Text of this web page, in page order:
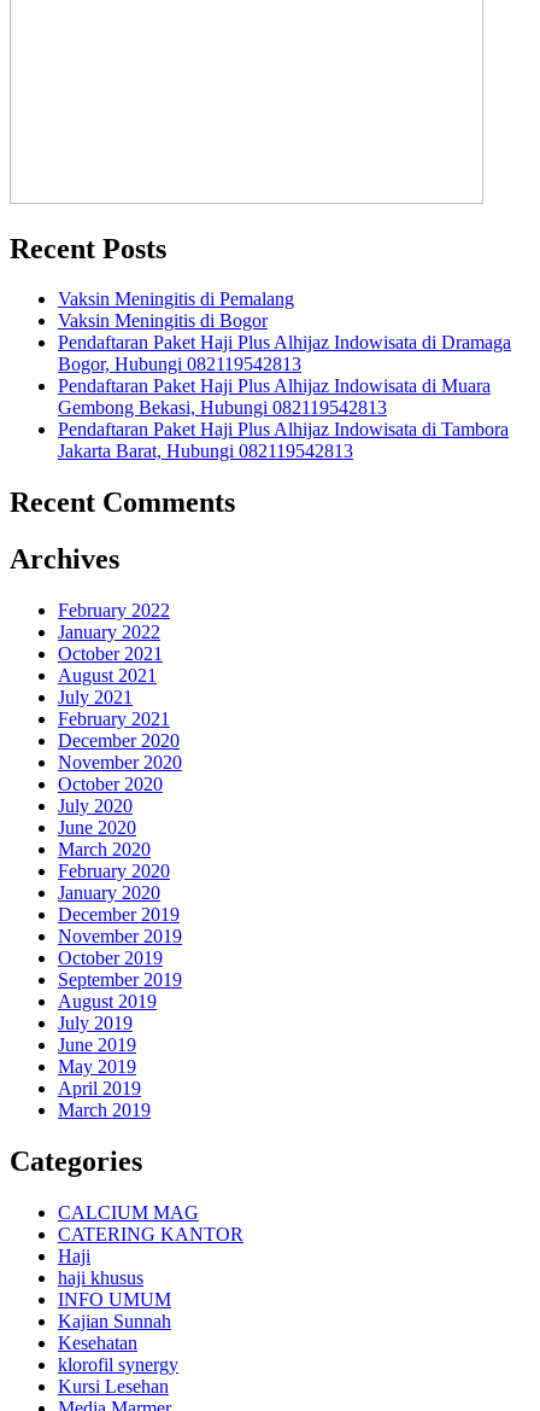
Recent Posts
Vaksin Meningitis di Pemalang
Vaksin Meningitis di Bogor
Pendaftaran Paket Haji Plus Alhijaz Indowisata di Dramaga
Bogor, Hubungi 082119542813
Pendaftaran Paket Haji Plus Alhijaz Indowisata di Muara
Gembong Bekasi, Hubungi 082119542813
Pendaftaran Paket Haji Plus Alhijaz Indowisata di Tambora
Jakarta Barat, Hubungi 082119542813
Recent Comments
Archives
February 2022
January 2022
October 2021
August 2021
July 2021
February 2021
December 2020
November 2020
October 2020
July 2020
June 2020
March 2020
February 2020
January 2020
December 2019
November 2019
October 2019
September 2019
August 2019
July 2019
June 2019
May 2019
April 2019
March 2019
Categories
CALCIUM MAG
CATERING KANTOR
Haji
haji khusus
INFO UMUM
Kajian Sunnah
Kesehatan
klorofil synergy
Kursi Lesehan